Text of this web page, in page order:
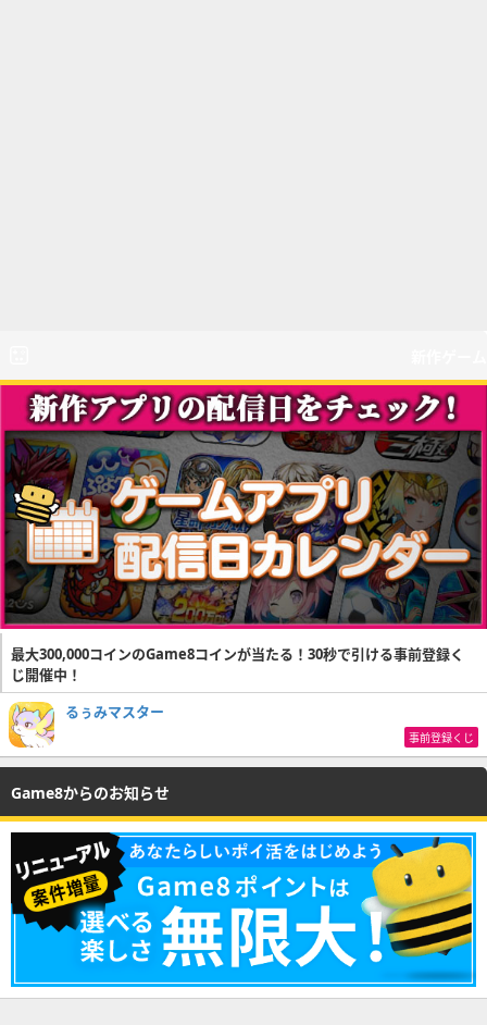
最大300,000コインのGame8コインが当たる！30秒で引ける事前登録く
じ開催中！
るぅみマスター
事前登録くじ
Game8からのお知らせ